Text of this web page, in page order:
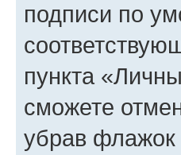
подписи по
пункта
сможете
убрав флажок